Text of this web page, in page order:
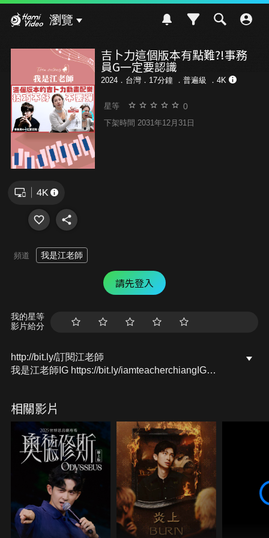
瀏覽
吉卜力這個版本有點難?!事務
員G一定要認識
2024．台灣．17分鐘 ． 普遍級 ．4K
星等 0
下架時間 2031年12月31日
頻道 我是江老師
請先登入
我的星等
影片給分
http://bit.ly/訂閱江老師
我是江老師IG https://bit.ly/iamteacherchiangIG
我是江老師LINE https://lin.ee/8rQRz5Y
合作訊息聯絡，或是寫信給我：
iamteacherchiang@gmail.com
#江老師 #我是江老師 #鋼琴 #音樂
相關影片